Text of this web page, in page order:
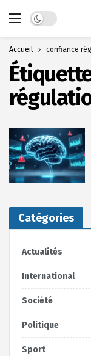
Dark mode
Accueil confiance
Catégories
Actualités
International
Société
Politique
Sport